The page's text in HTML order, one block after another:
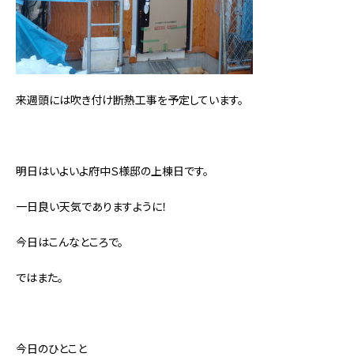
来週頭には吹き付け断熱工事を予定しています。
明日はいよいよ府中Ｓ様邸の上棟日です。
一日良い天気でありますように！
今日はこんなところで。
ではまた。
今日のひとこと